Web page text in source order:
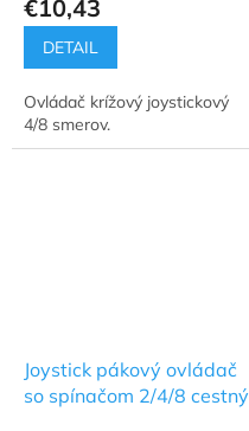
€10,43
DETAIL
Ovládač krížový joystickový
4/8 smerov.
Joystick pákový ovládač
so spínačom 2/4/8 cestný